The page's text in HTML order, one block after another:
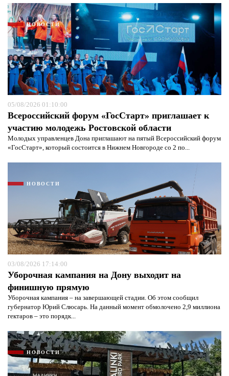
НОВОСТИ
05/08/2026 01:10:00
Всероссийский форум «ГосСтарт» приглашает к
участию молодежь Ростовской области
Молодых управленцев Дона приглашают на пятый Всероссийский форум
«ГосСтарт», который состоится в Нижнем Новгороде со 2 по...
НОВОСТИ
03/08/2026 17:14:00
Уборочная кампания на Дону выходит на
финишную прямую
Уборочная кампания – на завершающей стадии. Об этом сообщил
губернатор Юрий Слюсарь. На данный момент обмолочено 2,9 миллиона
гектаров – это порядк...
НОВОСТИ